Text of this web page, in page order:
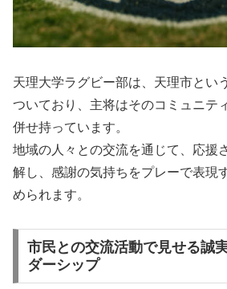
天理大学ラグビー部は、天理市とい
ついており、主将はそのコミュニテ
併せ持っています。
地域の人々との交流を通じて、応援
解し、感謝の気持ちをプレーで表現
められます。
市民との交流活動で見せる誠
ダーシップ